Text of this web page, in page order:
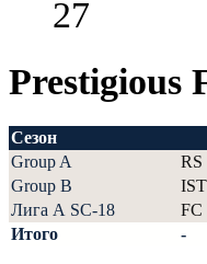
27
Prestigious
Сезон
Group A
RS
Group B
Лига А SC-18
FC
Итого
-